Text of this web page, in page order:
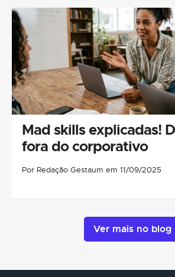
Mad skills explicadas!
fora do corporativo
Por Redação Gestaum em 11/09/2025
Ver mais no blog